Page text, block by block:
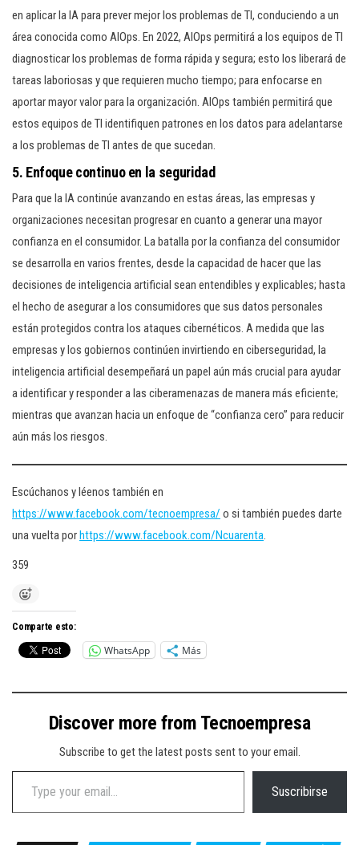
en aplicar la IA para prever mejor los problemas de TI, conduciendo a un
área conocida como AIOps. En 2022, AIOps permitirá a los equipos de TI
diagnosticar los problemas de forma rápida y segura; esto los liberará de
tareas laboriosas y que requieren mucho tiempo; para enfocarse en
aportar mayor valor para la organización. AIOps también permitirá que
estos equipos de TI identifiquen patrones en los datos para adelantarse
a los problemas de TI antes de que sucedan.
5. Enfoque continuo en la seguridad
Para que la IA continúe avanzando en estas áreas, las empresas y
organizaciones necesitan progresar en cuanto a generar una mayor
confianza en el consumidor. La batalla por la confianza del consumidor
se desarrolla en varios frentes, desde la capacidad de hacer que las
decisiones de inteligencia artificial sean entendibles y explicables; hasta
el hecho de asegurar a los consumidores que sus datos personales
están protegidos contra los ataques cibernéticos. A medida que las
empresas y los gobiernos continúen invirtiendo en ciberseguridad, la
inteligencia artificial desempeñará un papel aún más crucial para ayudar
a identificar y responder a las ciberamenazas de manera más eficiente;
mientras que avanzan hacia un enfoque de “confianza cero” para reducir
aún más los riesgos.
Escúchanos y léenos también en
https://www.facebook.com/tecnoempresa/ o si también puedes darte
una vuelta porhttps://www.facebook.com/Ncuarenta.
359
Comparte esto:
WhatsApp Más
Discover more from Tecnoempresa
Subscribe to get the latest posts sent to your email.
Type your email…
Suscribirse